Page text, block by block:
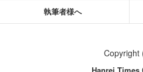
執筆者様へ
Copyright